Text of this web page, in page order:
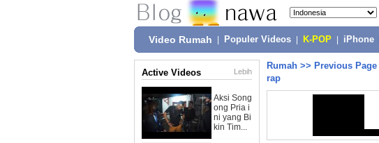
Video Rumah Populer Videos K-POP iPhone
Active Videos Lebih
Aksi Song
ong Pria i
ni yang Bi
kin Tim...
Rumah >> Previous Page
rap